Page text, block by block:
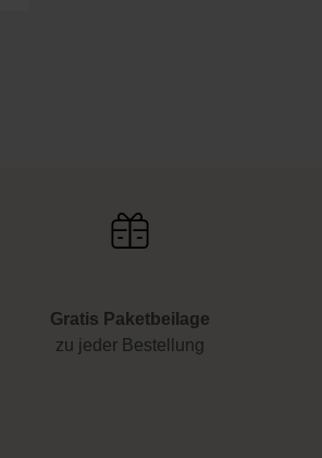
Gratis Paketbeilage
zu jeder Bestellung